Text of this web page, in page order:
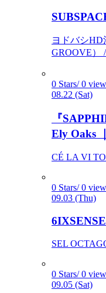
ヨドバシHD
GROOVE）
0 Stars/ 0
08.22 (Sat)
『
Ely Oaks
CÉ LA VI
0 Stars/ 0
09.03 (Thu)
SEL
0 Stars/ 0
09.05 (Sat)